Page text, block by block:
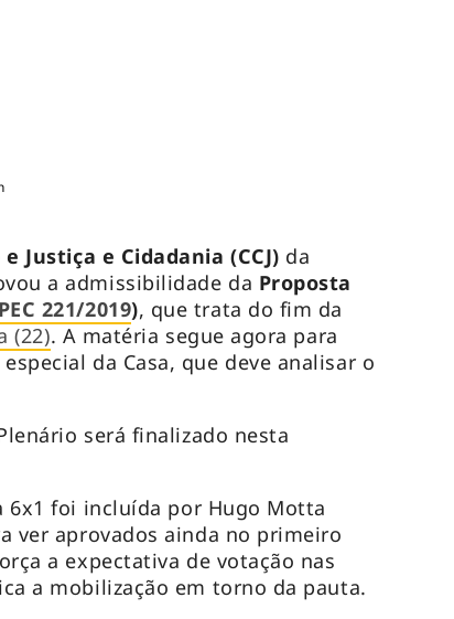
Justiça e Cidadania (CCJ) da
a admissibilidade da Proposta
PEC 221/2019), que trata do fim da
(22). A matéria segue agora para
da Casa, que deve analisar o
será finalizado nesta
foi incluída por Hugo Motta
ver aprovados ainda no primeiro
a expectativa de votação nas
a mobilização em torno da pauta.